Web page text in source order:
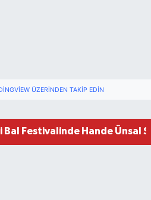
ÜZERINDEN TAKIP EDIN
Bal Festivalinde Hande Ünsal